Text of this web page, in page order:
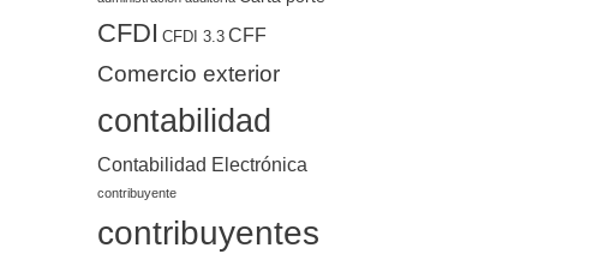
CFDI CFDI 3.3 CFF
Comercio exterior
contabilidad
Contabilidad Electrónica
contribuyente
contribuyentes